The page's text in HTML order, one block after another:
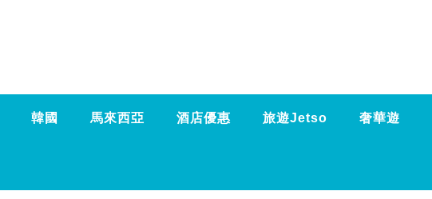
韓國 馬來西亞 酒店優惠 旅遊Jetso 奢華遊